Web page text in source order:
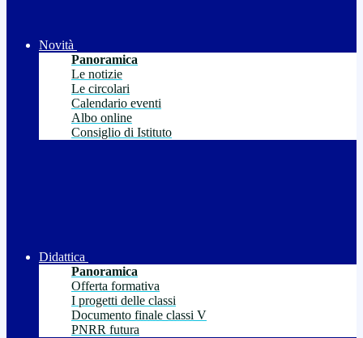
Novità
Panoramica
Le notizie
Le circolari
Calendario eventi
Albo online
Consiglio di Istituto
Didattica
Panoramica
Offerta formativa
I progetti delle classi
Documento finale classi V
PNRR futura